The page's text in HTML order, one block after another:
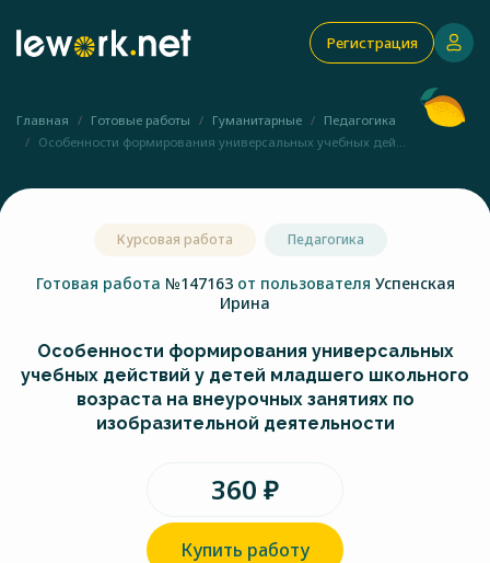
Регистрация
Главная Готовые работы Гуманитарные
Педагогика
Особенности формирования универсальных учебных дей...
Курсовая работа Педагогика
Готовая работа №147163 от пользователя Успенская
Ирина
Особенности формирования универсальных
учебных действий у детей младшего школьного
возраста на внеурочных занятиях по
изобразительной деятельности
360 ₽
Купить работу